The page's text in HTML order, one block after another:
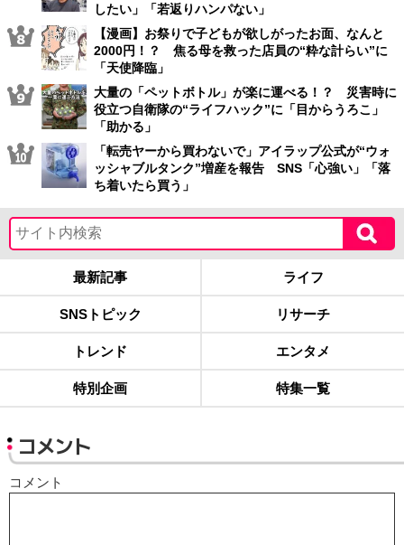
したい」「若返りハンパない」
【漫画】お祭りで子どもが欲しがったお面、なんと
2000円！？ 焦る母を救った店員の“粋な計らい”に
「天使降臨」
大量の「ペットボトル」が楽に運べる！？ 災害時に
役立つ自衛隊の“ライフハック”に「目からうろこ」
「助かる」
「転売ヤーから買わないで」アイラップ公式が“ウォ
ッシャブルタンク”増産を報告 SNS「心強い」「落
ち着いたら買う」
最新記事 ライフ
SNSトピック リサーチ
トレンド エンタメ
特別企画 特集一覧
コメント
コメント